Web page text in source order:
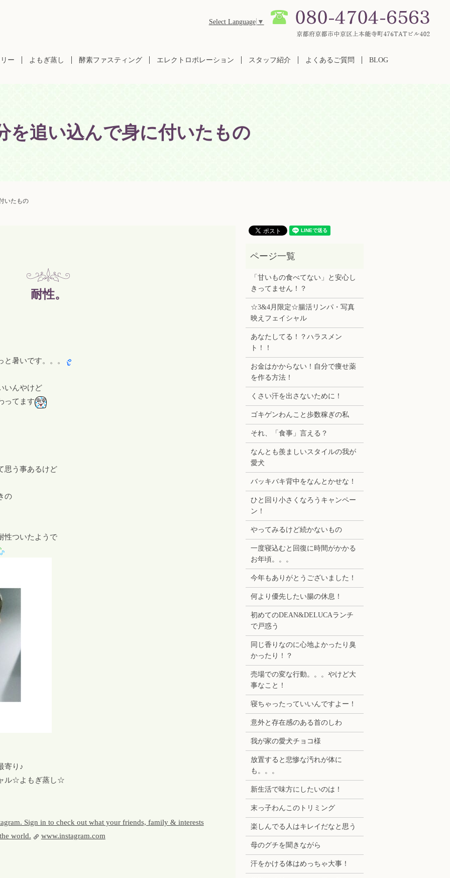
Select Language ▼
ー よもぎ蒸し 酵素ファスティング エレクトロポレーション スタッフ紹介 よくあるご質問
BLOG
を追い込んで身に付いたもの
いたもの
耐性。
暑いです。。。
いんやけど
ってます
思う事あるけど
の
性ついたようで
寄り♪
ル☆よもぎ蒸し☆
Sign in to check out what your friends, family & interests
world.
www.instagram.com
「甘いもの食べてない」と安心し
きってません！？
☆3&4月限定☆腸活リンパ・写真
映えフェイシャル
あなたしてる！？ハラスメン
ト！！
お金はかからない！自分で痩せ薬
を作る方法！
くさい汗を出さないために！
ゴキゲンわんこと歩数稼ぎの私
それ、「食事」言える？
なんとも羨ましいスタイルの我が
愛犬
バッキバキ背中をなんとかせな！
ひと回り小さくなろうキャンペー
ン！
やってみるけど続かないもの
一度寝込むと回復に時間がかかる
お年頃。。。
今年もありがとうございました！
何より優先したい腸の休息！
初めてのDEAN&DELUCAランチ
で戸惑う
同じ香りなのに心地よかったり臭
かったり！？
売場での変な行動。。。やけど大
事なこと！
寝ちゃったっていいんですよー！
意外と存在感のある首のしわ
我が家の愛犬チョコ様
放置すると悲惨な汚れが体に
も。。。
新生活で味方にしたいのは！
末っ子わんこのトリミング
楽しんでる人はキレイだなと思う
母のグチを聞きながら
汗をかける体はめっちゃ大事！